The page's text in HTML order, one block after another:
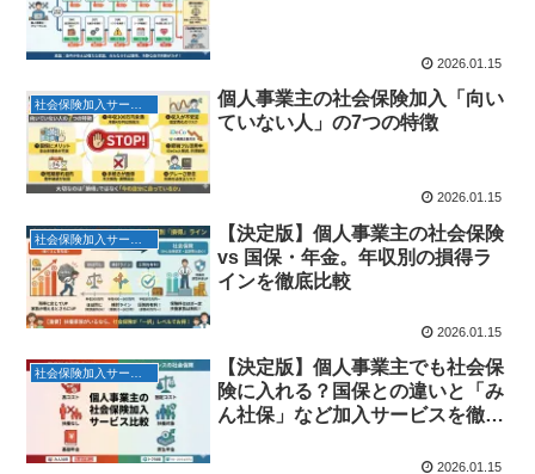
2026.01.15
個人事業主の社会保険加入「向い
ていない人」の7つの特徴
2026.01.15
【決定版】個人事業主の社会保険
vs 国保・年金。年収別の損得ラ
インを徹底比較
2026.01.15
社会保険加入サービス
【決定版】個人事業主でも社会保
険に入れる？国保との違いと「み
ん社保」など加入サービスを徹底
2026.01.15